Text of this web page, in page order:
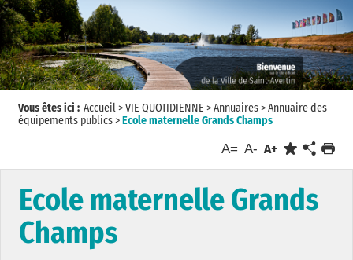
Vous êtes ici : Accueil>VIE QUOTIDIENNE >Annuaires>Annuaire des
équipements publics>Ecole maternelle Grands Champs
A= A- A+
Ecole maternelle Grands
Champs